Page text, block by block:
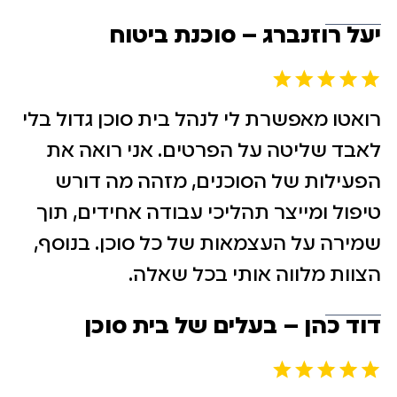
יעל רוזנברג – סוכנת ביטוח
רואטו מאפשרת לי לנהל בית סוכן גדול בלי
לאבד שליטה על הפרטים. אני רואה את
הפעילות של הסוכנים, מזהה מה דורש
טיפול ומייצר תהליכי עבודה אחידים, תוך
שמירה על העצמאות של כל סוכן. בנוסף,
הצוות מלווה אותי בכל שאלה.
דוד כהן – בעלים של בית סוכן